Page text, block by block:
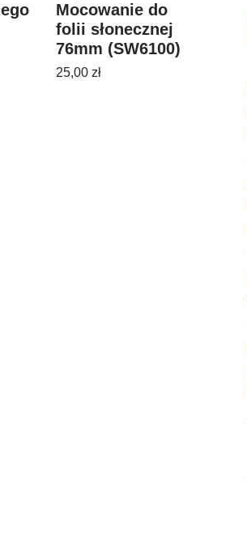
Mocowanie do
folii słonecznej
76mm (SW6100)
25,00 zł